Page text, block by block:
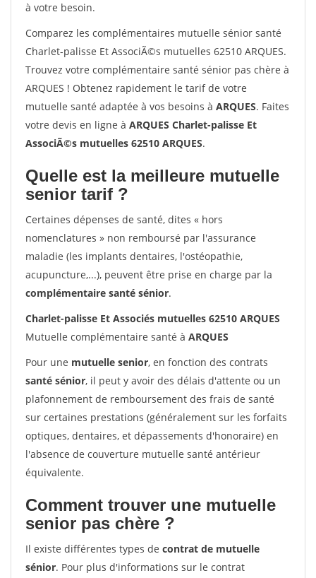
à votre besoin.
Comparez les complémentaires mutuelle sénior santé
Charlet-palisse Et AssociÃ©s mutuelles 62510 ARQUES.
Trouvez votre complémentaire santé sénior pas chère à
ARQUES ! Obtenez rapidement le tarif de votre
mutuelle santé adaptée à vos besoins à ARQUES. Faites
votre devis en ligne à ARQUES Charlet-palisse Et
AssociÃ©s mutuelles 62510 ARQUES.
Quelle est la meilleure mutuelle
senior tarif ?
Certaines dépenses de santé, dites « hors
nomenclatures » non remboursé par l'assurance
maladie (les implants dentaires, l'ostéopathie,
acupuncture,...), peuvent être prise en charge par la
complémentaire santé sénior.
Charlet-palisse Et Associés mutuelles 62510 ARQUES
Mutuelle complémentaire santé à ARQUES
Pour une mutuelle senior, en fonction des contrats
santé sénior, il peut y avoir des délais d'attente ou un
plafonnement de remboursement des frais de santé
sur certaines prestations (généralement sur les forfaits
optiques, dentaires, et dépassements d'honoraire) en
l'absence de couverture mutuelle santé antérieur
équivalente.
Comment trouver une mutuelle
senior pas chère ?
Il existe différentes types de contrat de mutuelle
sénior. Pour plus d'informations sur le contrat